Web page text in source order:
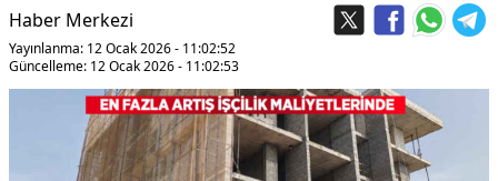
Haber Merkezi
Yayınlanma: 12 Ocak 2026 - 11:02:52
Güncelleme: 12 Ocak 2026 - 11:02:53